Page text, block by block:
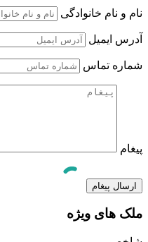
نام و نام خانوادگی
آدرس ایمیل
شماره تماس
پیغام
ملک های ویژه